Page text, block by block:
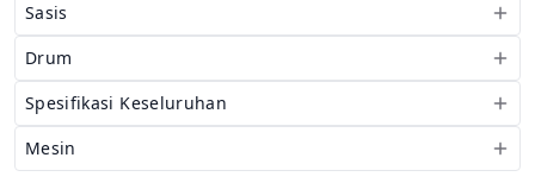
Sasis
Drum
Spesifikasi Keseluruhan
Mesin